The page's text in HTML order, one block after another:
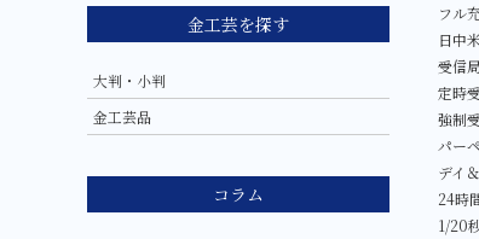
フル
日中
受信
定時
強制
パー
デイ
24時
1/20
金工芸を探す
大判・小判
金工芸品
コラム